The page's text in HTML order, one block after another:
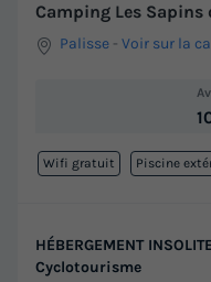
Camping Les Sapins
Palisse -Voir sur la
Wifi gratuit Piscine
HÉBERGEMENT
Cyclotourisme